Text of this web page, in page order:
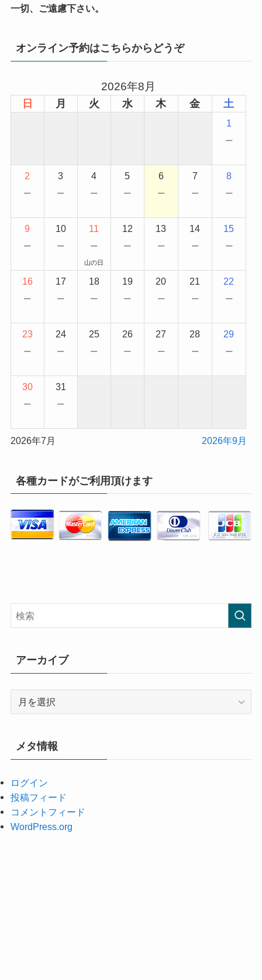
一切、ご遠慮下さい。
オンライン予約はこちらからどうぞ
2026年8月
日 月 火 水 木 金 土
1
−
2
−
3
−
4
−
5
−
6
−
7
−
8
−
9
−
10
−
11
−
山の日
12
−
13
−
14
−
15
−
16
−
17
−
18
−
19
−
20
−
21
−
22
−
23
−
24
−
25
−
26
−
27
−
28
−
29
−
30
−
31
−
2026年7月 2026年9月
各種カードがご利用頂けます
アーカイブ
メタ情報
ログイン
投稿フィード
コメントフィード
WordPress.org